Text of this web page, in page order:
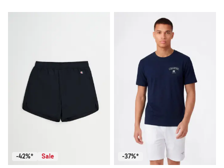
-42%* Sale -37%*